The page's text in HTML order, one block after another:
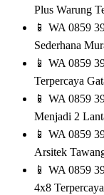
Plus Warung
📱 WA 0859
Sederhana
📱 WA 0859
Terpercaya
📱 WA 0859
Menjadi 2
📱 WA 0859
Arsitek
📱 WA 0859
4x8